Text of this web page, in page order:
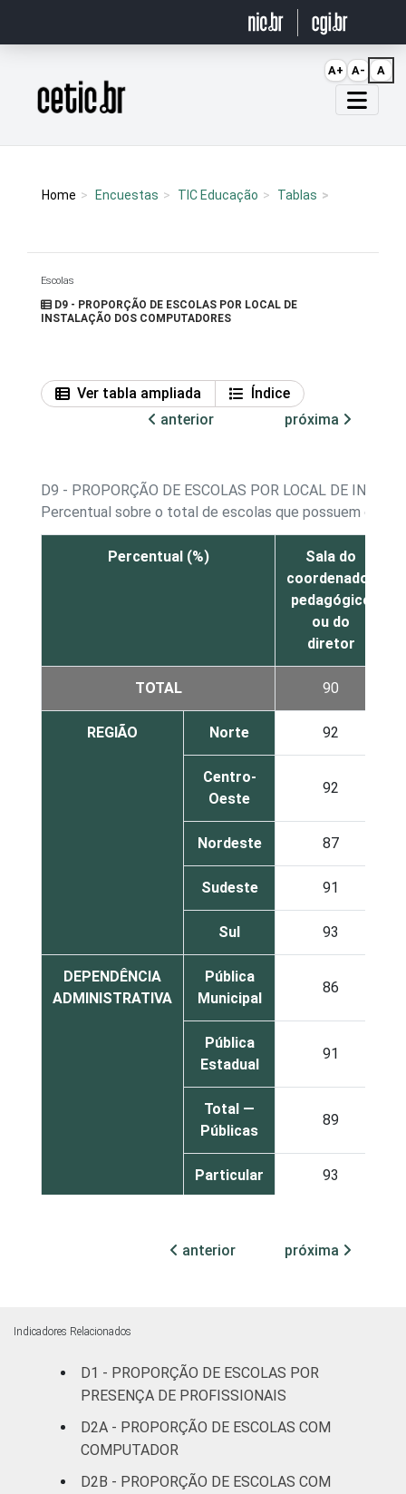
Página inicial
Home Encuestas TIC Educação Tablas
Escolas
D9 - PROPORÇÃO DE ESCOLAS POR LOCAL DE
INSTALAÇÃO DOS COMPUTADORES
Ver tabla ampliada
Índice
anterior
próxima
D9 - PROPORÇÃO DE ESCOLAS POR LOCAL DE
Percentual sobre o total de escolas que possuem
Percentual (%)
Sala do
coordenador
pedagógico
ou do
diretor
TOTAL 90
REGIÃO Norte 92
Centro-
Oeste
92
Nordeste 87
Sudeste 91
Sul 93
DEPENDÊNCIA
ADMINISTRATIVA
Pública
Municipal
86
Pública
Estadual
91
Total —
Públicas
89
Particular 93
computador. Respostas estimuladas. Cada
2013.
anterior próxima
Indicadores Relacionados
D1 - PROPORÇÃO DE ESCOLAS POR
PRESENÇA DE PROFISSIONAIS
D2A - PROPORÇÃO DE ESCOLAS COM
COMPUTADOR
D2B - PROPORÇÃO DE ESCOLAS COM
A+ A- A